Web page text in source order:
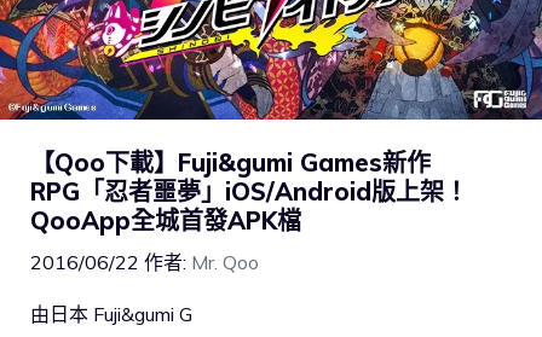
【Qoo下載】Fuji&gumi Games新作
RPG「忍者噩夢」iOS/Android版上架！
QooApp全城首發APK檔
2016/06/22 作者: Mr. Qoo
由日本 Fuji&gumi G